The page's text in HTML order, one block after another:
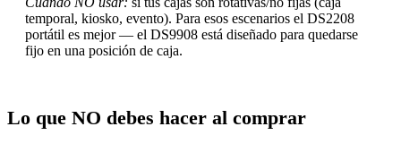
temporal, kiosko, evento). Para esos escenarios el DS2208
portátil es mejor — el DS9908 está diseñado para quedarse
fijo en una posición de caja.
Lo que NO debes hacer al comprar